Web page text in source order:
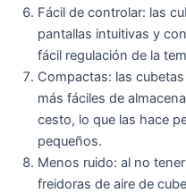
Fácil de controlar: las
pantallas intuitivas y
fácil regulación de la
Compactas: las
más fáciles de
cesto, lo que las hace
pequeños.
Menos ruido: al no
freidoras de aire de